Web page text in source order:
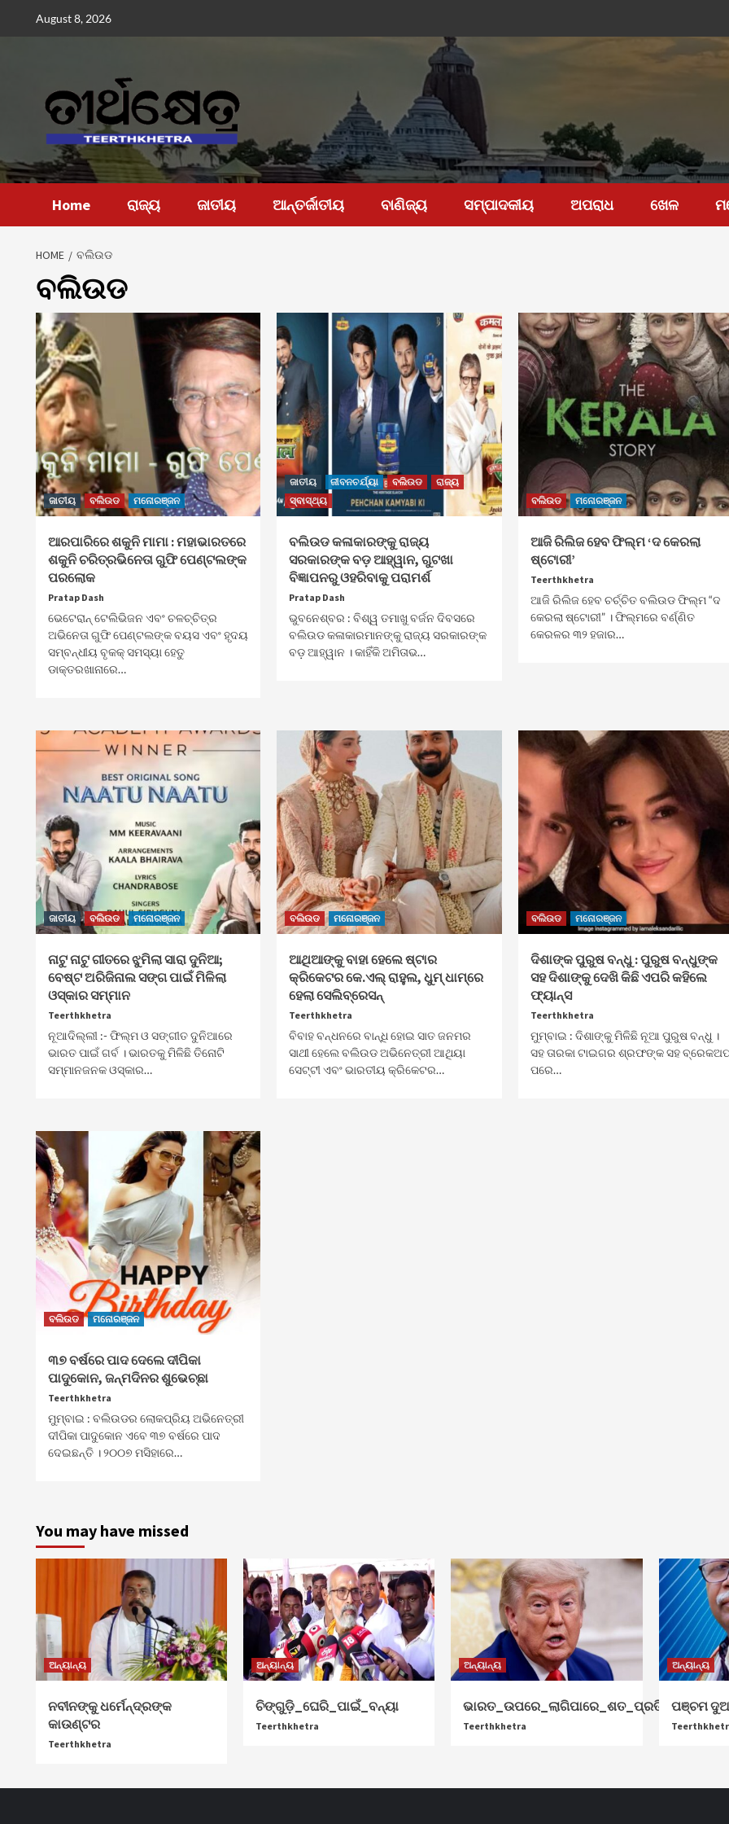
August 8, 2026
Home ରାଜ୍ୟ ଜାତୀୟ ଆନ୍ତର୍ଜାତୀୟ ବାଣିଜ୍ୟ ସମ୍ପାଦକୀୟ ଅପରାଧ ଖେଳ
HOME ବଲିଉଡ
ବଲିଉଡ
ଜାତୀୟ ବଲିଉଡ ମନୋରଞ୍ଜନ
ଆରପାରିରେ ଶକୁନି ମାମା : ମହାଭାରତରେ
ଶକୁନି ଚରିତ୍ରଭିନେତା ଗୁଫି ପେଣ୍ଟଲଙ୍କ
ପରଲୋକ
Pratap Dash
ଭେଟେରାନ୍ ଟେଲିଭିଜନ ଏବଂ ଚଳଚ୍ଚିତ୍ର
ଅଭିନେତା ଗୁଫି ପେଣ୍ଟଲଙ୍କ ବୟସ ଏବଂ ହୃଦୟ
ସମ୍ବନ୍ଧୀୟ ବୃକକ୍ ସମସ୍ୟା ହେତୁ
ଡାକ୍ତରଖାନାରେ…
ଜାତୀୟ ଜୀବନଚର୍ଯ୍ୟା ବଲିଉଡ
ରାଜ୍ୟ
ସ୍ବାସ୍ଥ୍ୟ
ବଲିଉଡ କଳାକାରଙ୍କୁ ରାଜ୍ୟ
ସରକାରଙ୍କ ବଡ଼ ଆହ୍ୱାନ, ଗୁଟଖା
ବିଜ୍ଞାପନରୁ ଓହରିବାକୁ ପରାମର୍ଶ
Pratap Dash
ଭୁବନେଶ୍ବର : ବିଶ୍ୱ ତମାଖୁ ବର୍ଜନ ଦିବସରେ
ବଲିଉଡ କଳାକାରମାନଙ୍କୁ ରାଜ୍ୟ ସରକାରଙ୍କ
ବଡ଼ ଆହ୍ୱାନ । କାହିଁକି ଅମିତାଭ…
ବଲିଉଡ ମନୋରଞ୍ଜନ
ଆଜି ରିଲିଜ ହେବ ଫିଲ୍ମ ‘ଦ କେରଲା
ଷ୍ଟୋରୀ’
Teerthkhetra
ଆଜି ରିଲିଜ ହେବ ଚର୍ଚ୍ଚିତ ବଲିଉଡ ଫିଲ୍ମ “ଦ
କେରଲା ଷ୍ଟୋରୀ” । ଫିଲ୍ମରେ ବର୍ଣ୍ଣିତ
କେରଳର ୩୨ ହଜାର…
ଜାତୀୟ ବଲିଉଡ ମନୋରଞ୍ଜନ
ନାଟୁ ନାଟୁ ଗୀତରେ ଝୁମିଲା ସାରା ଦୁନିଆ;
ବେଷ୍ଟ ଅରିଜିନାଲ ସଙ୍ଗ ପାଇଁ ମିଳିଲା
ଓସ୍କାର ସମ୍ମାନ
Teerthkhetra
ନୂଆଦିଲ୍ଲୀ :- ଫିଲ୍ମ ଓ ସଙ୍ଗୀତ ଦୁନିଆରେ
ଭାରତ ପାଇଁ ଗର୍ବ । ଭାରତକୁ ମିଳିଛି ତିନୋଟି
ସମ୍ମାନଜନକ ଓସ୍କାର…
ବଲିଉଡ ମନୋରଞ୍ଜନ
ଆଥିଆଙ୍କୁ ବାହା ହେଲେ ଷ୍ଟାର
କ୍ରିକେଟର କେ.ଏଲ୍‌ ରାହୁଲ, ଧୁମ୍‌ ଧାମ୍‌ରେ
ହେଲା ସେଲିବ୍ରେସନ୍‌
Teerthkhetra
ବିବାହ ବନ୍ଧନରେ ବାନ୍ଧି ହୋଇ ସାତ ଜନମର
ସାଥୀ ହେଲେ ବଲିଉଡ ଅଭିନେତ୍ରୀ ଆଥିୟା
ସେଟ୍ଟୀ ଏବଂ ଭାରତୀୟ କ୍ରିକେଟର…
ବଲିଉଡ ମନୋରଞ୍ଜନ
ଦିଶାଙ୍କ ପୁରୁଷ ବନ୍ଧୁ : ପୁରୁଷ ବନ୍ଧୁଙ୍କ
ସହ ଦିଶାଙ୍କୁ ଦେଖି କିଛି ଏପରି କହିଲେ
ଫ୍ୟାନ୍ସ
Teerthkhetra
ମୁମ୍ବାଇ : ଦିଶାଙ୍କୁ ମିଳିଛି ନୂଆ ପୁରୁଷ ବନ୍ଧୁ ।
ସହ ତାରକା ଟାଇଗର ଶ୍ରଫଙ୍କ ସହ
ପରେ…
ବଲିଉଡ ମନୋରଞ୍ଜନ
୩୭ ବର୍ଷରେ ପାଦ ଦେଲେ ଦୀପିକା
ପାଦୁକୋନ, ଜନ୍ମଦିନର ଶୁଭେଚ୍ଛା
Teerthkhetra
ମୁମ୍ବାଇ : ବଲିଉଡର ଲୋକପ୍ରିୟ ଅଭିନେତ୍ରୀ
ଦୀପିକା ପାଦୁକୋନ ଏବେ ୩୭ ବର୍ଷରେ ପାଦ
ଦେଇଛନ୍ତି । ୨୦୦୭ ମସିହାରେ…
You may have missed
ଅନ୍ୟାନ୍ୟ
ନବୀନଙ୍କୁ ଧର୍ମେନ୍ଦ୍ରଙ୍କ
କାଉଣ୍ଟର
Teerthkhetra
ଅନ୍ୟାନ୍ୟ
ଚିଙ୍ଗୁଡ଼ି_ଘେରି_ପାଇଁ_ବନ୍ୟା
Teerthkhetra
ଅନ୍ୟାନ୍ୟ
ଭାରତ_ଉପରେ_ଲାଗିପାରେ_ଶତ_ପ୍ରତିଶତ_ଟାରିଫ୍
Teerthkhetra
ଅନ୍ୟାନ୍ୟ
ପଞ୍ଚମ